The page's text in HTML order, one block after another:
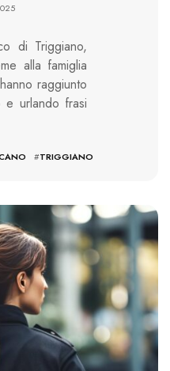
di Triggiano,
alla famiglia
raggiunto
e urlando frasi
#TRIGGIANO